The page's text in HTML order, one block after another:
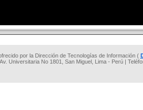
por la Dirección de Tecnologías de Información (
Av. Universitaria No 1801, San Miguel, Lima - Perú |